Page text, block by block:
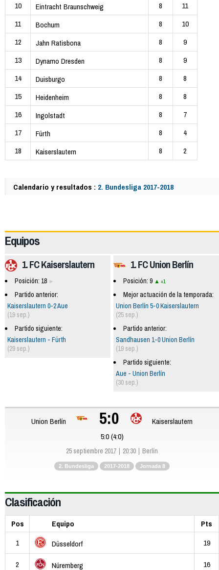
10
Eintracht Braunschweig 8
11
11
Bochum 8
10
12
Jahn Ratisbona 8
9
13
Dynamo Dresden 8
9
14
Duisburgo 8
8
15
Heidenheim 8
8
16
Ingolstadt 8
7
17
Fürth 8
4
18
Kaiserslautern 8 2
Calendario y resultados : 2. Bundesliga 2017-2018
Equipos
1. FC Union Berlín
Posición: 9 +1
Mejor actuación de la temporada:
Union Berlín 5-0 Kaiserslautern
(25 sep.)
Partido anterior:
Sandhausen 1-0 Union Berlín
(19 sep.)
Partido siguiente:
Aue - Union Berlín
(30 sep.)
1. FC Kaiserslautern
Posición: 18
Partido anterior:
Kaiserslautern 0-2 Aue
(19 sep.)
Partido siguiente:
Kaiserslautern - Fürth
(29 sep.)
Union Berlín 5:0
Kaiserslautern
5:0 (4:0)
25 septiembre 2017 20:30 Berlín
2. Bundesliga 2017-2018 Jornada 8
Clasificación
Pos Equipo
Pts
1
Düsseldorf 19
2 Núremberg 16